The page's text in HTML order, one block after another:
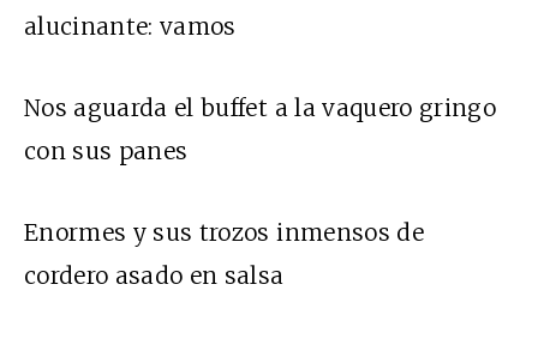
alucinante: vamos
Nos aguarda el buffet a la vaquero gringo
con sus panes
Enormes y sus trozos inmensos de
cordero asado en salsa